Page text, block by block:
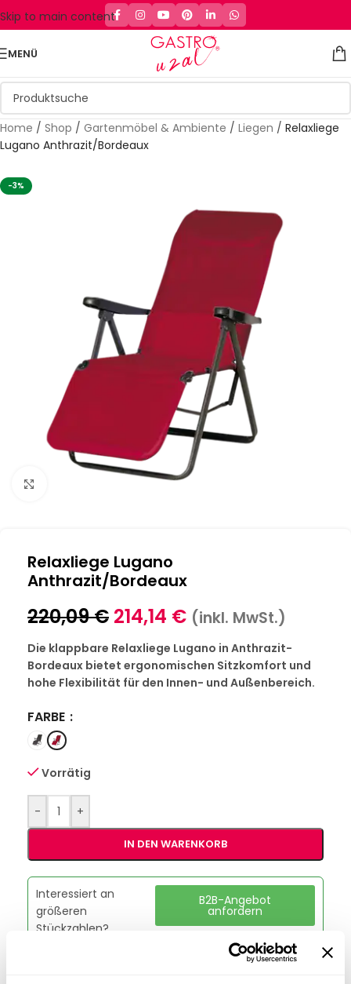
Skip to main content
MENÜ
Home / Shop / Gartenmöbel & Ambiente / Liegen / Relaxliege
Lugano Anthrazit/Bordeaux
-3%
Klick zum Vergrößern
Relaxliege Lugano
Anthrazit/Bordeaux
220,09€ 214,14 € (inkl. MwSt.)
Die klappbare Relaxliege Lugano in Anthrazit-
Bordeaux bietet ergonomischen Sitzkomfort und
hohe Flexibilität für den Innen- und Außenbereich.
FARBE
Vorrätig
- +
IN DEN WARENKORB
Interessiert an
größeren
Stückzahlen?
B2B-Angebot
anfordern